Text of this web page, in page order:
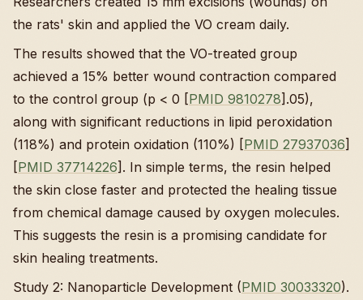
the rats' skin and applied the VO cream daily.
The results showed that the VO-treated group
achieved a 15% better wound contraction compared
to the control group (p < 0 [PMID 9810278].05),
along with significant reductions in lipid peroxidation
(118%) and protein oxidation (110%) [PMID 27937036]
[PMID 37714226]. In simple terms, the resin helped
the skin close faster and protected the healing tissue
from chemical damage caused by oxygen molecules.
This suggests the resin is a promising candidate for
skin healing treatments.
Study 2: Nanoparticle Development (PMID 30033320).